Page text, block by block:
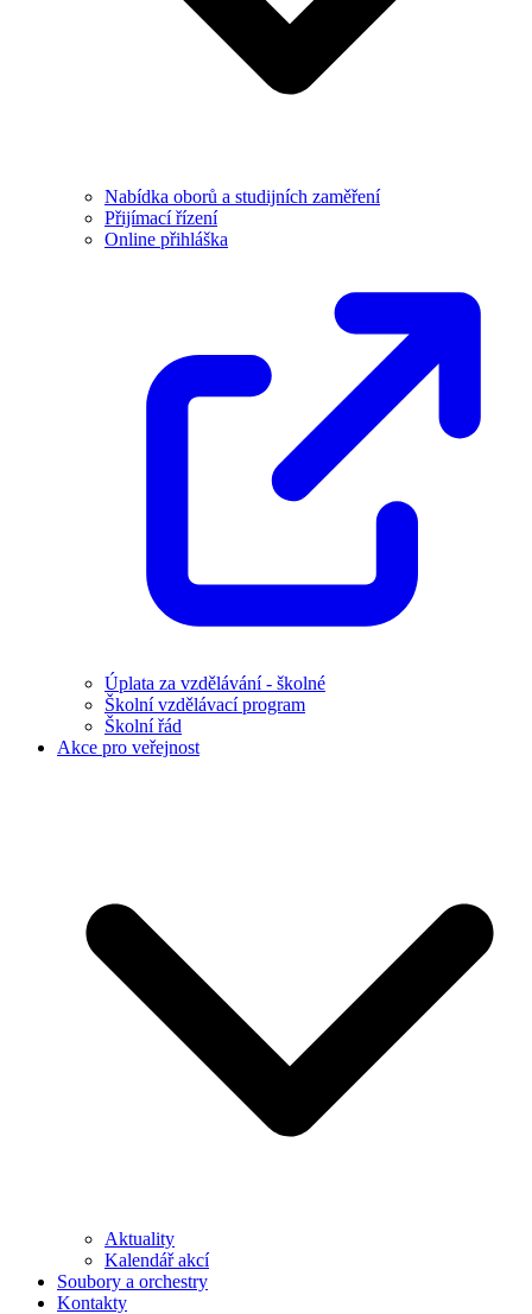
Nabídka oborů a studijních zaměření
Přijímací řízení
Online přihláška
Úplata za vzdělávání - školné
Školní vzdělávací program
Školní řád
Akce pro veřejnost
Aktuality
Kalendář akcí
Soubory a orchestry
Kontakty